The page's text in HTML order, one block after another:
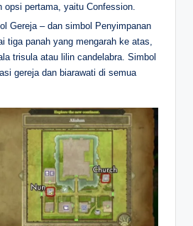
opsi pertama, yaitu Confession.
Gereja – dan simbol Penyimpanan
tiga panah yang mengarah ke atas,
trisula atau lilin candelabra. Simbol
gereja dan biarawati di semua